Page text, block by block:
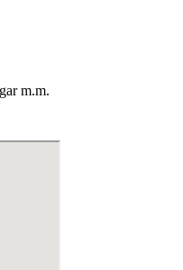
m.m.